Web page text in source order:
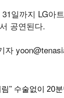
일까지 LG아
공연된다.
자